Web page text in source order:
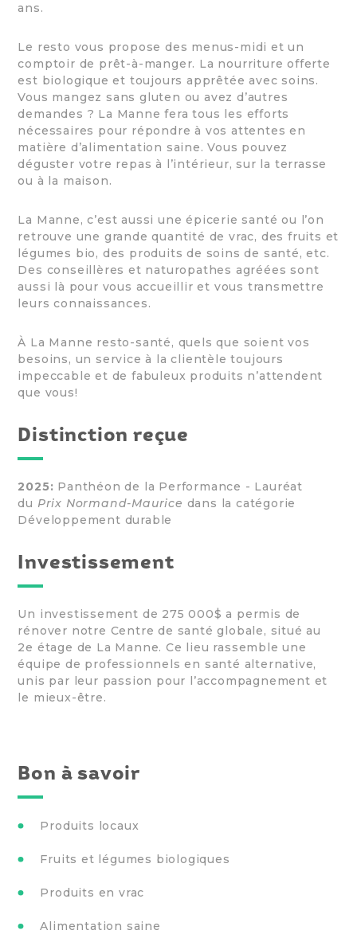
ans.
Le resto vous propose des menus-midi et un
comptoir de prêt-à-manger. La nourriture offerte
est biologique et toujours apprêtée avec soins.
Vous mangez sans gluten ou avez d’autres
demandes ? La Manne fera tous les efforts
nécessaires pour répondre à vos attentes en
matière d’alimentation saine. Vous pouvez
déguster votre repas à l’intérieur, sur la terrasse
ou à la maison.
La Manne, c’est aussi une épicerie santé ou l’on
retrouve une grande quantité de vrac, des fruits et
légumes bio, des produits de soins de santé, etc.
Des conseillères et naturopathes agréées sont
aussi là pour vous accueillir et vous transmettre
leurs connaissances.
À La Manne resto-santé, quels que soient vos
besoins, un service à la clientèle toujours
impeccable et de fabuleux produits n’attendent
que vous!
Distinction reçue
2025: Panthéon de la Performance - Lauréat
du Prix Normand-Maurice dans la catégorie
Développement durable
Investissement
Un investissement de 275 000$ a permis de
rénover notre Centre de santé globale, situé au
2e étage de La Manne. Ce lieu rassemble une
équipe de professionnels en santé alternative,
unis par leur passion pour l’accompagnement et
le mieux-être.
Bon à savoir
Produits locaux
Fruits et légumes biologiques
Produits en vrac
Alimentation saine